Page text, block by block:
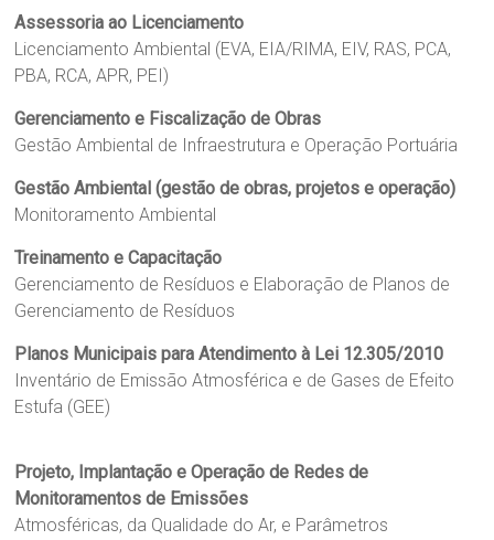
Assessoria ao Licenciamento
Licenciamento Ambiental (EVA, EIA/RIMA, EIV, RAS, PCA,
PBA, RCA, APR, PEI)
Gerenciamento e Fiscalização de Obras
Gestão Ambiental de Infraestrutura e Operação Portuária
Gestão Ambiental (gestão de obras, projetos e operação)
Monitoramento Ambiental
Treinamento e Capacitação
Gerenciamento de Resíduos e Elaboração de Planos de
Gerenciamento de Resíduos
Planos Municipais para Atendimento à Lei 12.305/2010
Inventário de Emissão Atmosférica e de Gases de Efeito
Estufa (GEE)
Projeto, Implantação e Operação de Redes de
Monitoramentos de Emissões
Atmosféricas, da Qualidade do Ar, e Parâmetros